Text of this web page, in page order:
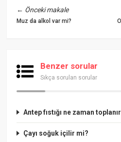
← Önceki makale
Muz da alkol var mi?
Benzer sorular
Sıkça sorulan sorular
Antep fıstığı ne zaman
Çayı soğuk içilir mi?